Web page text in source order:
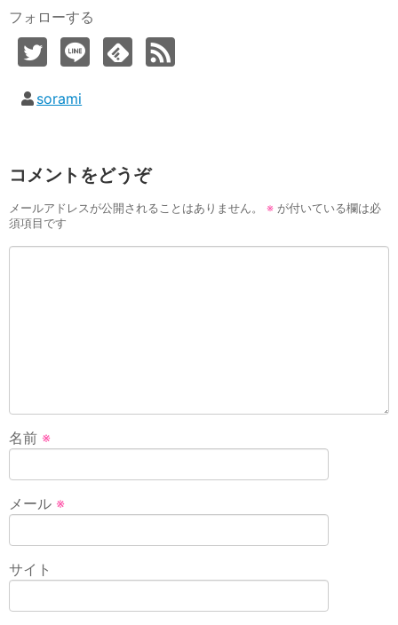
フォローする
sorami
コメントをどうぞ
メールアドレスが公開されることはありません。 ※ が付いている欄は必
須項目です
名前 ※
メール ※
サイト